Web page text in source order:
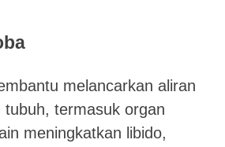
melancarkan aliran
termasuk organ
meningkatkan libido,